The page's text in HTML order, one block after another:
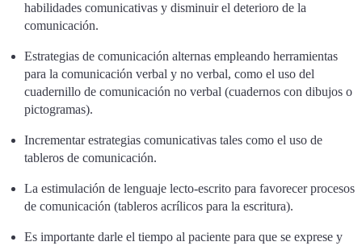
habilidades comunicativas y disminuir el deterioro de la
comunicación.
Estrategias de comunicación alternas empleando herramientas
para la comunicación verbal y no verbal, como el uso del
cuadernillo de comunicación no verbal (cuadernos con dibujos o
pictogramas).
Incrementar estrategias comunicativas tales como el uso de
tableros de comunicación.
La estimulación de lenguaje lecto-escrito para favorecer procesos
de comunicación (tableros acrílicos para la escritura).
Es importante darle el tiempo al paciente para que se exprese y